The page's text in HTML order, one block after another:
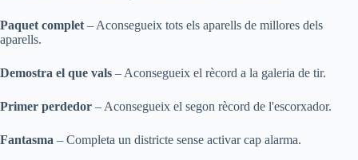
Paquet complet – Aconsegueix tots els aparells de millores dels
aparells.
Demostra el que vals – Aconsegueix el rècord a la galeria de tir.
Primer perdedor – Aconsegueix el segon rècord de l'escorxador.
Fantasma – Completa un districte sense activar cap alarma.